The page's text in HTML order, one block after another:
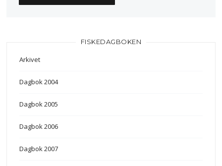
FISKEDAGBOKEN
Arkivet
Dagbok 2004
Dagbok 2005
Dagbok 2006
Dagbok 2007